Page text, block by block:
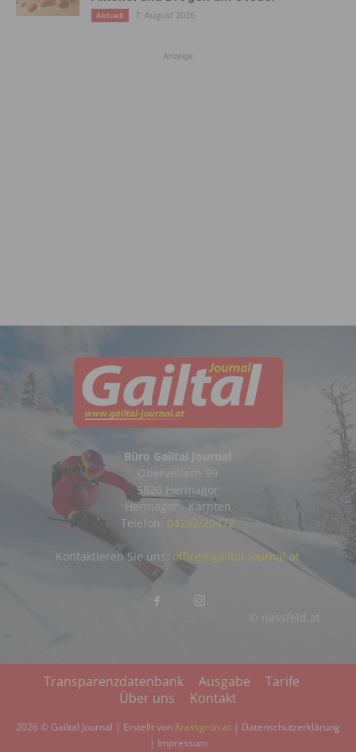
Aktuell 7. August 2026
Anzeige
Büro Gailtal Journal
Obervellach 99
9620 Hermagor
Hermagor - Kärnten
Telefon: 04282/20472
© nassfeld.at
Kontaktieren Sie uns: office@gailtal-journal.at
Transparenzdatenbank Ausgabe
Tarife
Über uns
Kontakt
2026 © Gailtal Journal | Erstellt von Krassgrün.at | Datenschutzerklärung
| Impressum